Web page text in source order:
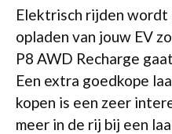
Elektrisch rijden
opladen van jouw EV
P8 AWD Recharge
Een extra goedkope
kopen is een zeer
meer in de rij bij een